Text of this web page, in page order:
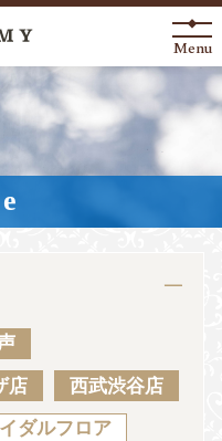
Ring
Menu
店 西武渋谷店
ダルフロア